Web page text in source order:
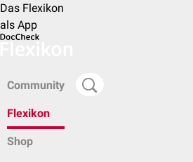
Das Flexikon
als App
Community
Flexikon
Shop